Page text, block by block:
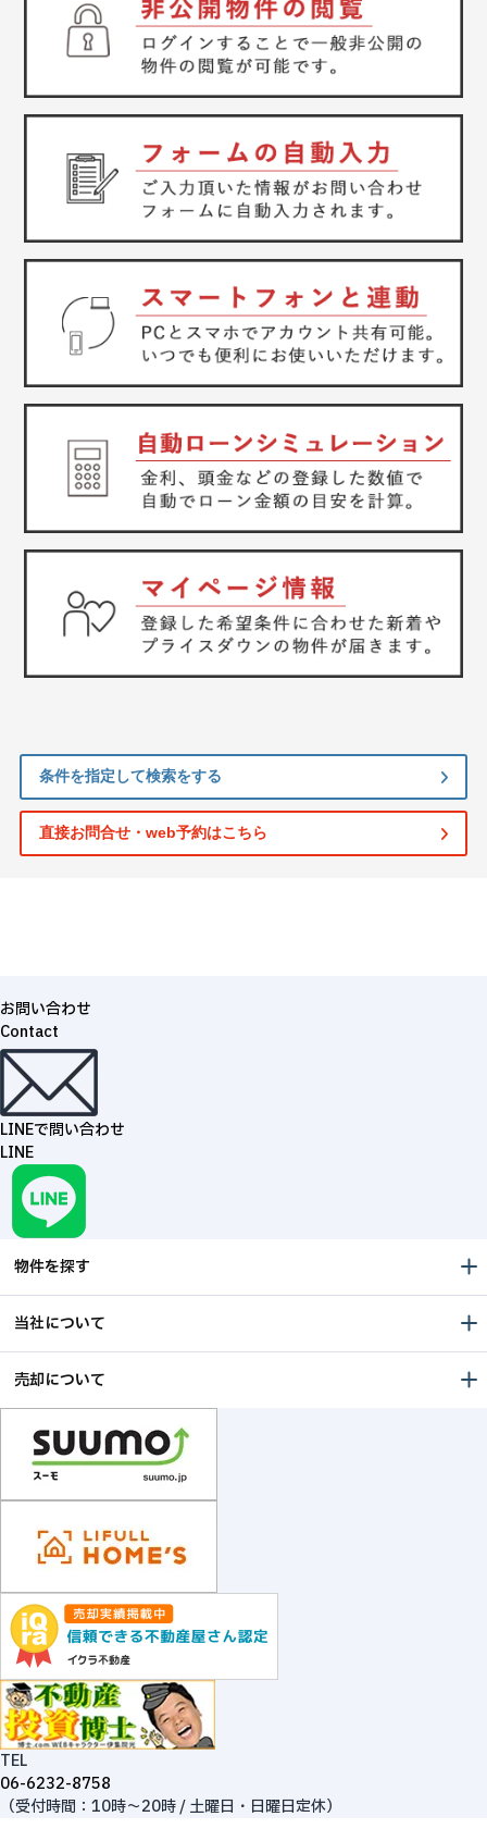
条件を指定して検索をする
直接お問合せ・web予約はこちら
お問い合わせ
Contact
LINEで問い合わせ
LINE
物件を探す
当社について
売却について
TEL
06-6232-8758
（受付時間：10時～20時 / 土曜日・日曜日定休）